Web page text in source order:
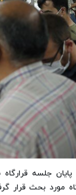
جلسه قرارگاه
مورد بحث قرار